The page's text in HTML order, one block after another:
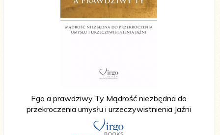
Ego a prawdziwy Ty Mądrość niezbędna do
przekroczenia umysłu i urzeczywistnienia Jaźni